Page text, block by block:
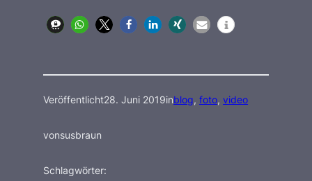
Mettmann leben
des Naturfreibads
Veröffentlicht28. Juni 2019inblog, foto, video
vonsusbraun
Schlagwörter: